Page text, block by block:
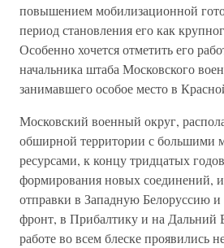
повышением мобилизационной
период становления его как
Особенно хочется отметить его
начальника штаба Московского
занимавшего особое место в
Московский военный округ,
обширной территории с большими
ресурсами, к концу тридцатых
формирования новых соединений,
отправки в Западную Белоруссию
фронт, в Прибалтику и на Дальний
работе во всем блеске проявились